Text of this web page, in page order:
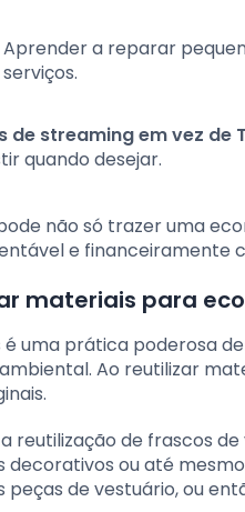
Aprender a reparar
streaming em vez de
quando desejar.
não só trazer uma
e financeiramente
materiais para
uma prática poderosa
Ao reutilizar
reutilização de frascos
ou até
peças de vestuário, ou